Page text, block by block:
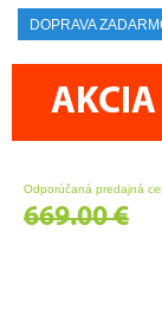
DOPRAVA
AKCIA
Odporúčaná predajná
669.00 €